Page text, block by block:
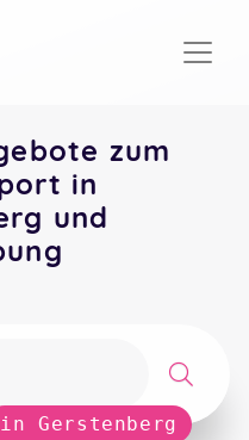
zum
in
und
in Gerstenberg